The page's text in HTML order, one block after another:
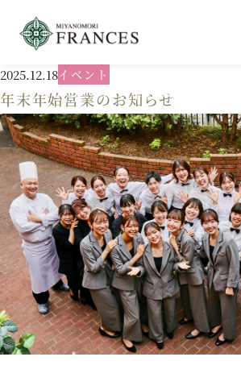
トップ
チャペル
パーティ
料理
ドレス
TOP ニュース 年末年始営業のお知
2025.12.18イベント
年末年始営業のお知らせ